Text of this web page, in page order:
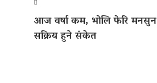
आज वर्षा कम, भोलि फेरि मनसुन
सक्रिय हुने संकेत